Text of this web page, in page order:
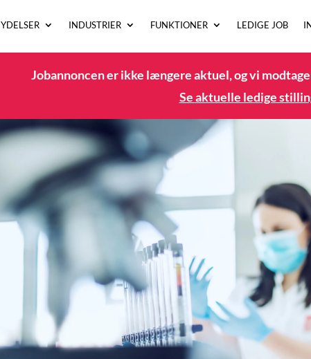
YDELSER INDUSTRIER FUNKTIONER LEDIGE JOB
Jobannoncen er ikke længere aktuel, og vi
Se aktuelle ledige